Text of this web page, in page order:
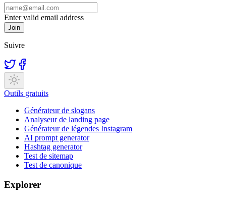
Enter valid email address
Join
Suivre
Outils gratuits
Générateur de slogans
Analyseur de landing page
Générateur de légendes Instagram
AI prompt generator
Hashtag generator
Test de sitemap
Test de canonique
Explorer